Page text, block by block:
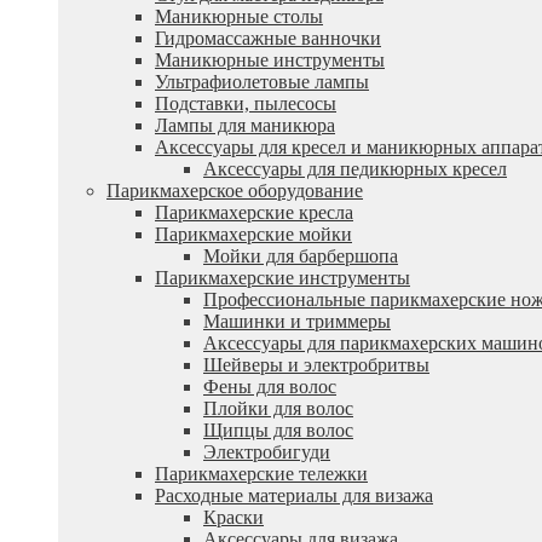
Маникюрные столы
Гидромассажные ванночки
Маникюрные инструменты
Ультрафиолетовые лампы
Подставки, пылесосы
Лампы для маникюра
Аксессуары для кресел и маникюрных
Аксессуары для педикюрных кресел
Парикмахерское оборудование
Парикмахерские кресла
Парикмахерские мойки
Мойки для барбершопа
Парикмахерские инструменты
Профессиональные парикмахерские
Машинки и триммеры
Аксессуары для парикмахерских
Шейверы и электробритвы
Фены для волос
Плойки для волос
Щипцы для волос
Электробигуди
Парикмахерские тележки
Расходные материалы для визажа
Краски